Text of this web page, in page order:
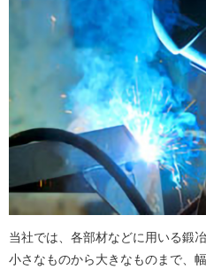
当社では、各部材などに用いる鍛
小さなものから大きなものまで、